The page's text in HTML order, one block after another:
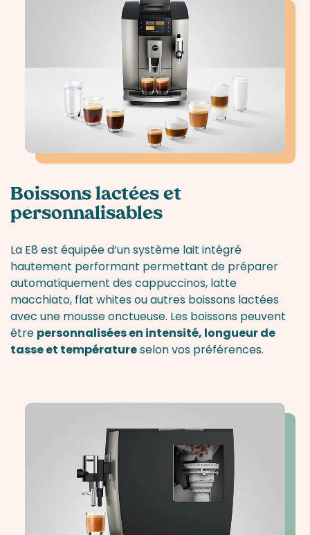
Boissons lactées et
personnalisables
La E8 est équipée d’un système lait intégré
hautement performant permettant de préparer
automatiquement des cappuccinos, latte
macchiato, flat whites ou autres boissons lactées
avec une mousse onctueuse. Les boissons peuvent
être personnalisées en intensité, longueur de
tasse et températureselon vos préférences.